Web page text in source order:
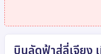
บินลัดฟ้าสู่ลี่เจียง